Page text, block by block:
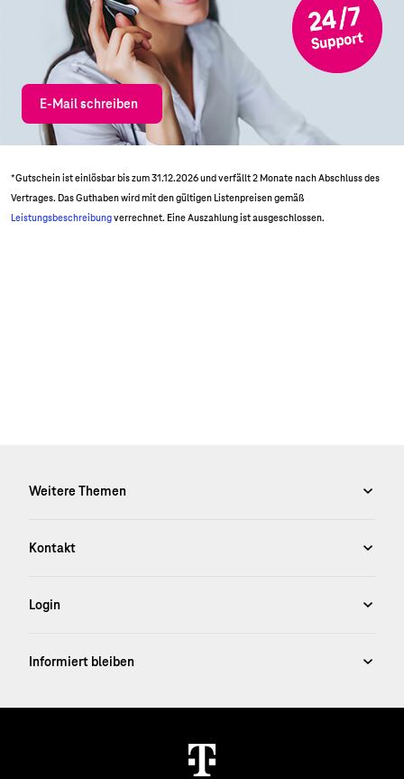
E-Mail schreiben
*Gutschein ist einlösbar bis zum 31.12.2026 und verfällt 2 Monate nach Abschluss des
Vertrages. Das Guthaben wird mit den gültigen Listenpreisen gemäß
Leistungsbeschreibungverrechnet. Eine Auszahlung ist ausgeschlossen.